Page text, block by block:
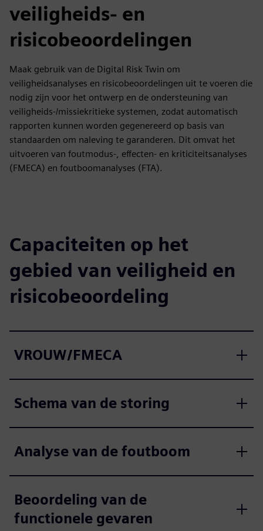
veiligheids- en
risicobeoordelingen
Maak gebruik van de Digital Risk Twin om
veiligheidsanalyses en risicobeoordelingen uit te voeren die
nodig zijn voor het ontwerp en de ondersteuning van
veiligheids-/missiekritieke systemen, zodat automatisch
rapporten kunnen worden gegenereerd op basis van
standaarden om naleving te garanderen. Dit omvat het
uitvoeren van foutmodus-, effecten- en kriticiteitsanalyses
(FMECA) en foutboomanalyses (FTA).
Capaciteiten op het
gebied van veiligheid en
risicobeoordeling
VROUW/FMECA
Schema van de storing
Analyse van de foutboom
Beoordeling van de
functionele gevaren